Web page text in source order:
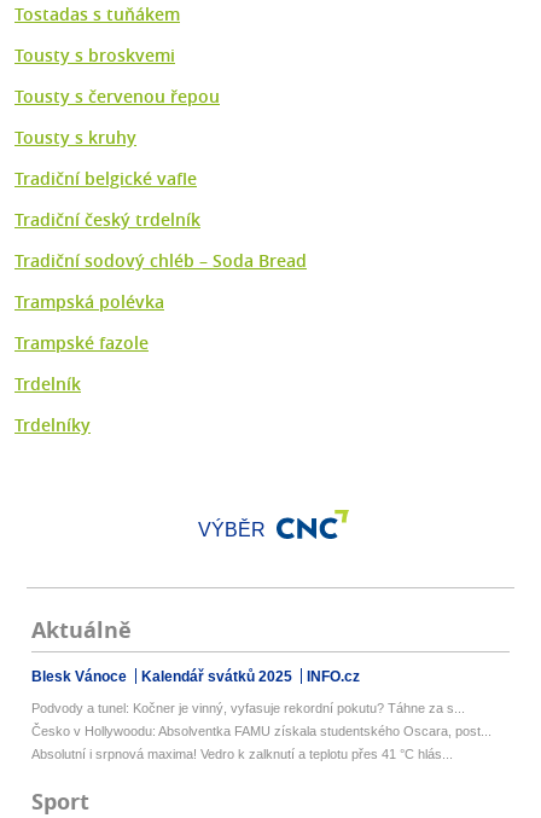
Tostadas s tuňákem
Tousty s broskvemi
Tousty s červenou řepou
Tousty s kruhy
Tradiční belgické vafle
Tradiční český trdelník
Tradiční sodový chléb – Soda Bread
Trampská polévka
Trampské fazole
Trdelník
Trdelníky
VÝBĚR
Aktuálně
Blesk Vánoce Kalendář svátků 2025 INFO.cz
Podvody a tunel: Kočner je vinný, vyfasuje rekordní pokutu? Táhne za s...
Česko v Hollywoodu: Absolventka FAMU získala studentského Oscara, post...
Absolutní i srpnová maxima! Vedro k zalknutí a teplotu přes 41 °C hlás...
Sport